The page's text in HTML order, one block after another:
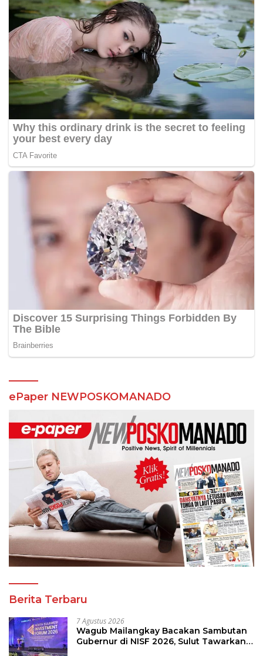
ePaper NEWPOSKOMANADO
Berita Terbaru
7 Agustus 2026
Wagub Mailangkay Bacakan Sambutan
Gubernur di NISF 2026, Sulut Tawarkan